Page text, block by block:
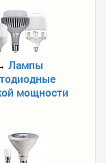
Лампы
мощности